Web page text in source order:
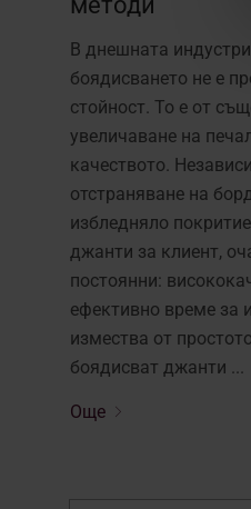
В днешната
боядисването не е
стойност. То е от
увеличаване на
качеството.
отстраняване на
избледняло
джанти за клиент,
постоянни:
ефективно време за
измества от
боядисват джанти ...
Още